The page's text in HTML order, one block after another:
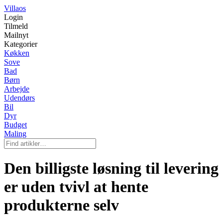
Villaos
Login
Tilmeld
Mailnyt
Kategorier
Køkken
Sove
Bad
Børn
Arbejde
Udendørs
Bil
Dyr
Budget
Maling
Den billigste løsning til levering
er uden tvivl at hente
produkterne selv